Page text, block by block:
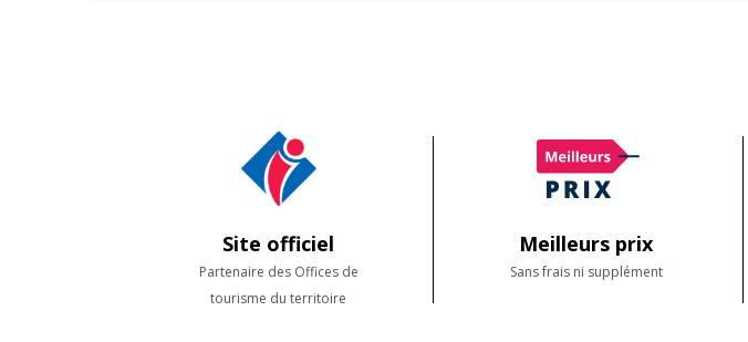
Site officiel
Partenaire des Offices de
tourisme du territoire
Meilleurs prix
Sans frais ni supplément